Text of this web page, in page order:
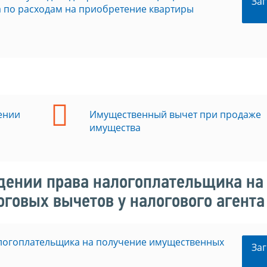
расходам на приобретение квартиры
Имущественный вычет при продаже
имущества
права налогоплательщика на
вычетов у налогового агента
на получение имущественных